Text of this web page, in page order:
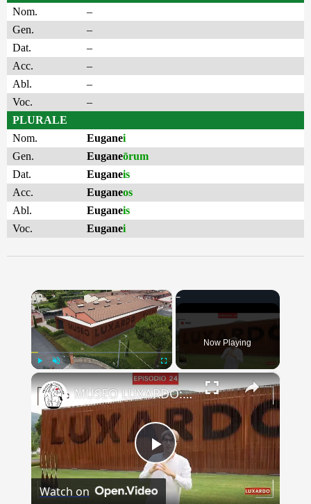
Nom.
–
Gen.
–
Dat.
–
Acc.
–
Abl.
–
Voc.
–
PLURALE
Nom.
Euganei
Gen.
Euganeōrum
Dat.
Euganeis
Acc.
Euganeos
Abl.
Euganeis
Voc.
Euganei
×
Fullscreen
Now Playing
×
Play
MUSEO LUXARDO: Un Viaggio nel Tempo e nel Gusto
Watch on